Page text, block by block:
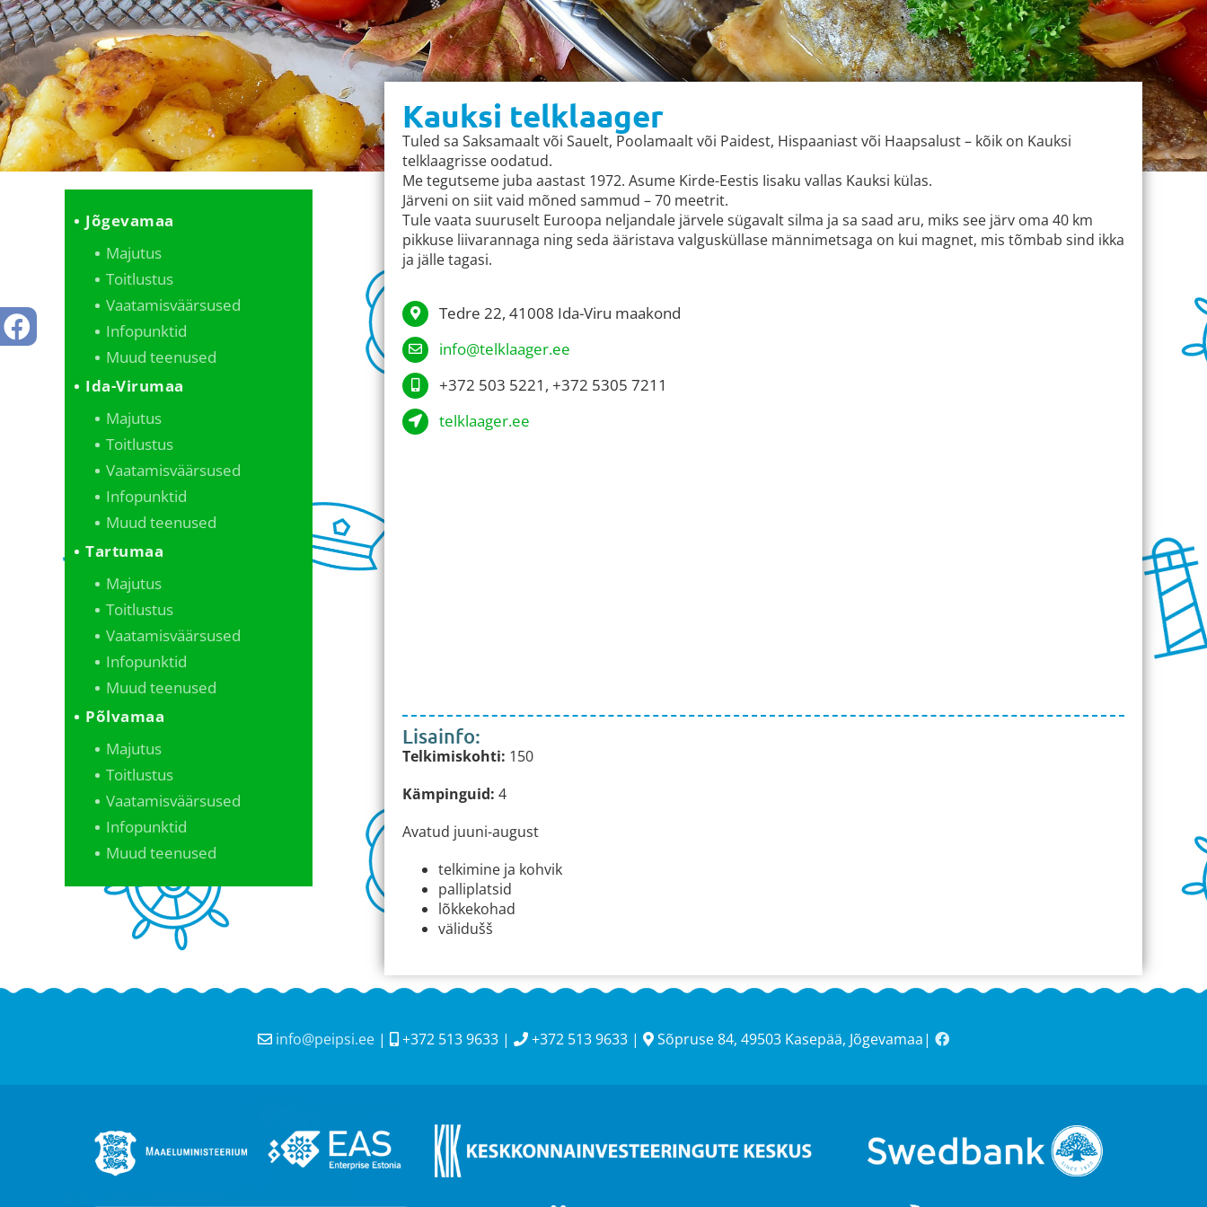
Kauksi telklaager
Tuled sa Saksamaalt või Sauelt, Poolamaalt või Paidest, Hispaaniast või Haapsalust – kõik on Kauksi
telklaagrisse oodatud.
Me tegutseme juba aastast 1972. Asume Kirde-Eestis Iisaku vallas Kauksi külas.
Järveni on siit vaid mõned sammud – 70 meetrit.
Tule vaata suuruselt Euroopa neljandale järvele sügavalt silma ja sa saad aru, miks see järv oma 40 km
pikkuse liivarannaga ning seda ääristava valgusküllase männimetsaga on kui magnet, mis tõmbab sind ikka
ja jälle tagasi.
Tedre 22, 41008 Ida-Viru maakond
info@telklaager.ee
+372 503 5221, +372 5305 7211
telklaager.ee
Lisainfo:
Telkimiskohti: 150
Kämpinguid: 4
Avatud juuni-august
telkimine ja kohvik
palliplatsid
lõkkekohad
välidušš
Jõgevamaa
Majutus
Toitlustus
Vaatamisväärsused
Infopunktid
Muud teenused
Ida-Virumaa
Majutus
Toitlustus
Vaatamisväärsused
Infopunktid
Muud teenused
Tartumaa
Majutus
Toitlustus
Vaatamisväärsused
Infopunktid
Muud teenused
Põlvamaa
Majutus
Toitlustus
Vaatamisväärsused
Infopunktid
Muud teenused
info@peipsi.ee | +372 513 9633 | +372 513 9633 | Sõpruse 84, 49503 Kasepää, Jõgevamaa|